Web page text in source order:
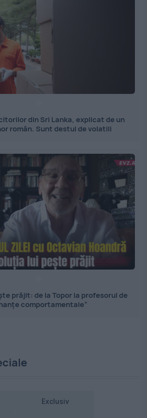
din Sri Lanka, explicat de un
român. Sunt destul de volatili
prăjit: de la Topor la profesorul de
comportamentale”
Exclusiv